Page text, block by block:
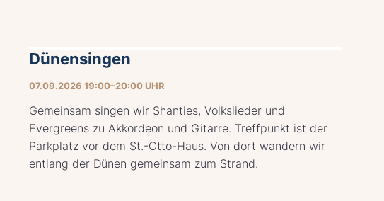
07.09.2026 19:00–20:00 UHR
Dünensingen
Gemeinsam singen wir Shanties, Volkslieder und
Evergreens zu Akkordeon und Gitarre. Treffpunkt ist der
Parkplatz vor dem St.-Otto-Haus. Von dort wandern wir
entlang der Dünen gemeinsam zum Strand.